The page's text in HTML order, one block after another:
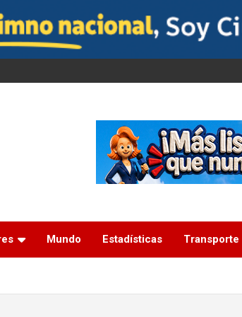
Mundo Estadísticas Transporte